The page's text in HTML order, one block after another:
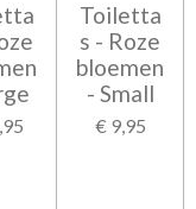
Toiletta
s - Roze
bloemen
- Small
€ 9,95